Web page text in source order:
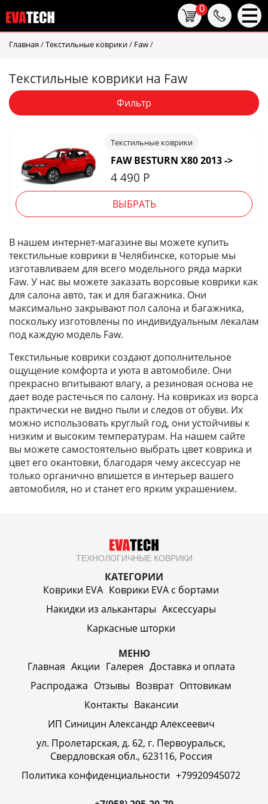
Главная /Текстильные коврики/ Faw/
Текстильные коврики на Faw
Фильтр
Текстильные коврики
FAW BESTURN X80 2013 ->
4 490 Р
ВЫБРАТЬ
В нашем интернет-магазине вы можете купить
текстильные коврики в Челябинске, которые мы
изготавливаем для всего модельного ряда марки
Faw. У нас вы можете заказать ворсовые коврики как
для салона авто, так и для багажника. Они
максимально закрывают пол салона и багажника,
поскольку изготовлены по индивидуальным лекалам
под каждую модель Faw.
Текстильные коврики создают дополнительное
ощущение комфорта и уюта в автомобиле. Они
прекрасно впитывают влагу, а резиновая основа не
дает воде растечься по салону. На ковриках из ворса
практически не видно пыли и следов от обуви. Их
можно использовать круглый год, они устойчивы к
низким и высоким температурам. На нашем сайте
вы можете самостоятельно выбрать цвет коврика и
цвет его окантовки, благодаря чему аксессуар не
только органично впишется в интерьер вашего
автомобиля, но и станет его ярким украшением.
ТЕХНОЛОГИЧНЫЕ КОВРИКИ
КАТЕГОРИИ
Коврики EVA Коврики EVA c бортами
Накидки из алькантары Аксессуары
Каркасные шторки
МЕНЮ
Главная Акции Галерея Доставка и оплата
Распродажа Отзывы Возврат Оптовикам
Контакты Вакансии
ИП Синицин Александр Алексеевич
ул. Пролетарская, д. 62, г. Первоуральск,
Свердловская обл., 623116, Россия
Политика конфиденциальности +79920945072
0